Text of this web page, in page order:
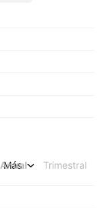
Anual Trimestral
Más